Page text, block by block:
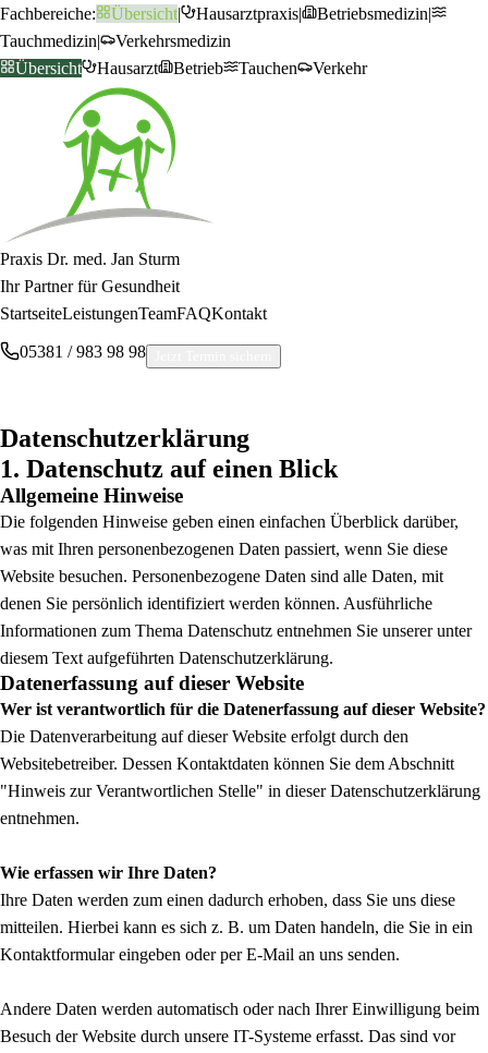
Fachbereiche: Übersicht| Hausarztpraxis| Betriebsmedizin|
Tauchmedizin|
Verkehrsmedizin
Übersicht
Hausarzt Betrieb Tauchen Verkehr
Praxis Dr. med. Jan Sturm
Ihr Partner für Gesundheit
StartseiteLeistungenTeamFAQKontakt
05381 / 983 98 98
Datenschutzerklärung
1. Datenschutz auf einen Blick
Allgemeine Hinweise
Die folgenden Hinweise geben einen einfachen Überblick darüber,
was mit Ihren personenbezogenen Daten passiert, wenn Sie diese
Website besuchen. Personenbezogene Daten sind alle Daten, mit
denen Sie persönlich identifiziert werden können. Ausführliche
Informationen zum Thema Datenschutz entnehmen Sie unserer unter
diesem Text aufgeführten Datenschutzerklärung.
Datenerfassung auf dieser Website
Wer ist verantwortlich für die Datenerfassung auf dieser Website?
Die Datenverarbeitung auf dieser Website erfolgt durch den
Websitebetreiber. Dessen Kontaktdaten können Sie dem Abschnitt
"Hinweis zur Verantwortlichen Stelle" in dieser Datenschutzerklärung
entnehmen.
Wie erfassen wir Ihre Daten?
Ihre Daten werden zum einen dadurch erhoben, dass Sie uns diese
mitteilen. Hierbei kann es sich z. B. um Daten handeln, die Sie in ein
Kontaktformular eingeben oder per E-Mail an uns senden.
Andere Daten werden automatisch oder nach Ihrer Einwilligung beim
Besuch der Website durch unsere IT-Systeme erfasst. Das sind vor